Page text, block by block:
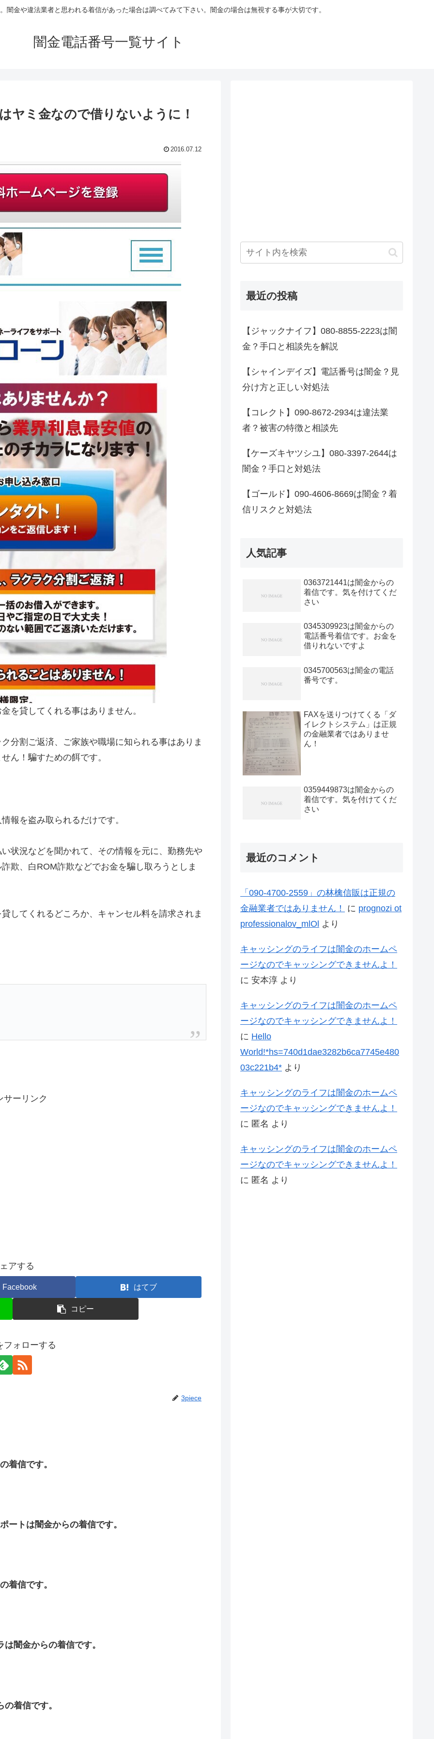
闇金や違法業者と思われる着信があった場合は調べてみて下さい。闇金の場合は無視する事が大切です。
闇金電話番号一覧サイト
ヤミ金なので借りないように！
2016.07.12
を貸してくれる事はありません。
分割ご返済、ご家族や職場に知られる事はありま
ん！騙すための餌です。
報を盗み取られるだけです。
状況などを聞かれて、その情報を元に、勤務先や
欺、白ROM詐欺などでお金を騙し取ろうとしま
してくれるどころか、キャンセル料を請求されま
サーリンク
アする
Facebook はてブ
コピー
フォローする
3piece
着信です。
ートは闇金からの着信です。
着信です。
闇金からの着信です。
着信です。
最近の投稿
【ジャックナイフ】080-8855-2223は闇
金？手口と相談先を解説
【シャインデイズ】電話番号は闇金？見
分け方と正しい対処法
【コレクト】090-8672-2934は違法業
者？被害の特徴と相談先
【ケーズキヤツシユ】080-3397-2644は
闇金？手口と対処法
【ゴールド】090-4606-8669は闇金？着
信リスクと対処法
人気記事
0363721441は闇金からの
着信です。気を付けてくだ
さい
0345309923は闇金からの
電話番号着信です。お金を
借りれないですよ
0345700563は闇金の電話
番号です。
FAXを送りつけてくる「ダ
イレクトシステム」は正規
の金融業者ではありませ
ん！
0359449873は闇金からの
着信です。気を付けてくだ
さい
最近のコメント
「090-4700-2559」の林檎信販は正規の
金融業者ではありません！
に prognozi ot
professionalov_mlOl より
キャッシングのライフは闇金のホームペ
ージなのでキャッシングできませんよ！
に 安本淳 より
キャッシングのライフは闇金のホームペ
ージなのでキャッシングできませんよ！
に Hello
World!*hs=740d1dae3282b6ca7745e480
03c221b4* より
キャッシングのライフは闇金のホームペ
ージなのでキャッシングできませんよ！
に 匿名 より
キャッシングのライフは闇金のホームペ
ージなのでキャッシングできませんよ！
に 匿名 より